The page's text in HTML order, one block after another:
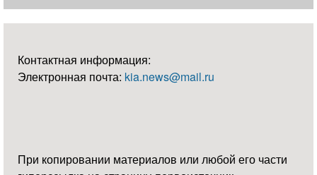
Контактная информация:
Электронная почта: kia.news@mail.ru
При копировании материалов или любой его части